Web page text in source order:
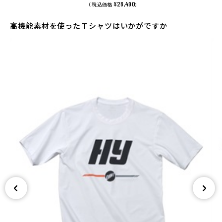
（ 税込価格 ¥28,490)
高機能素材を使ったＴシャツはいかがですか